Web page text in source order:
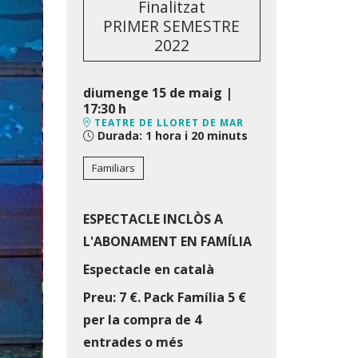
Finalitzat
PRIMER SEMESTRE
2022
diumenge 15 de maig |
17:30 h
TEATRE DE LLORET DE MAR
Durada: 1 hora i 20 minuts
Familiars
ESPECTACLE INCLÒS A
L'ABONAMENT EN FAMÍLIA
Espectacle en català
Preu: 7 €. Pack Família 5 €
per la compra de 4
entrades o més